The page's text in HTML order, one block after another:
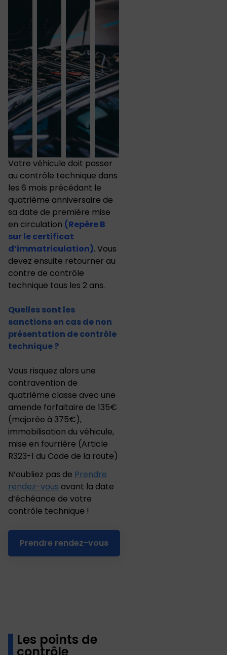
Votre véhicule doit passer
au contrôle technique dans
les 6 mois précédant le
quatrième anniversaire de
sa date de première mise
en circulation (Repère B
sur le certificat
d’immatriculation). Vous
devez ensuite retourner au
contre de contrôle
technique tous les 2 ans.
Quelles sont les
sanctions en cas de non
présentation de contrôle
technique ?
Vous risquez alors une
contravention de
quatrième classe avec une
amende forfaitaire de 135€
(majorée à 375€),
immobilisation du véhicule,
mise en fourrière (Article
R323-1 du Code de la route)
N’oubliez pas de Prendre
rendez-vous avant la date
d’échéance de votre
contrôle technique !
Prendre rendez-vous
Les points de